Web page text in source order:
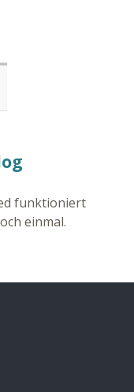
funktioniert
einmal.